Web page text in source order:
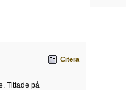
Citera
Tittade på